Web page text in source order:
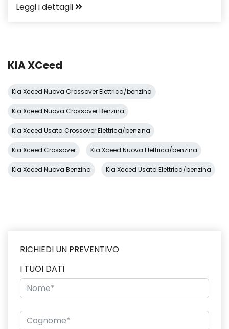
Leggi i dettagli
KIA XCeed
Kia Xceed Nuova Crossover Elettrica/benzina
Kia Xceed Nuova Crossover Benzina
Kia Xceed Usata Crossover Elettrica/benzina
Kia Xceed Crossover Kia Xceed Nuova Elettrica/benzina
Kia Xceed Nuova Benzina Kia Xceed Usata Elettrica/benzina
RICHIEDI UN PREVENTIVO
I TUOI DATI